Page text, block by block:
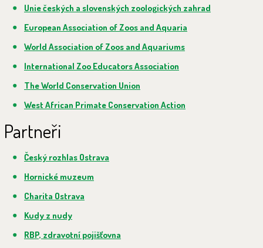
Unie českých a slovenských zoologických zahrad
European Association of Zoos and Aquaria
World Association of Zoos and Aquariums
International Zoo Educators Association
The World Conservation Union
West African Primate Conservation Action
Partneři
Český rozhlas Ostrava
Hornické muzeum
Charita Ostrava
Kudy z nudy
RBP, zdravotní pojišťovna